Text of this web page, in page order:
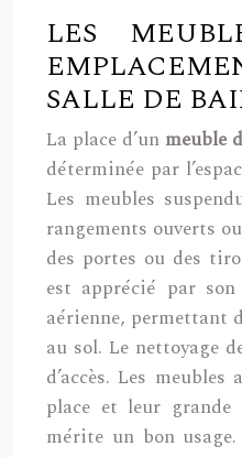
LES
SALLE DE
La place d’un meuble
déterminée par
Les meubles
rangements ouverts
des portes ou des
est apprécié par
aérienne, permettant
au sol. Le nettoyage
d’accès. Les
place et leur grande
mérite un bon